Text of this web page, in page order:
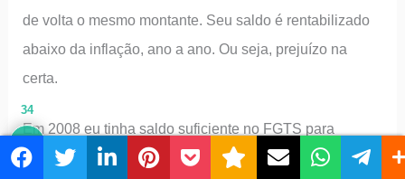
de volta o mesmo montante. Seu saldo é rentabilizado
abaixo da inflação, ano a ano. Ou seja, prejuízo na
certa.
Em 2008 eu tinha saldo suficiente no FGTS para
comprar um imóvel. E o fiz para tirá-lo da agonia de ver
34